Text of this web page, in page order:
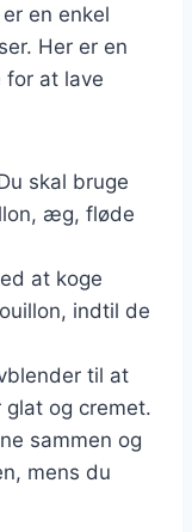
en enkel
Her er en
for at lave
skal bruge
æg, fløde
at koge
indtil de
til at
og cremet.
sammen og
mens du